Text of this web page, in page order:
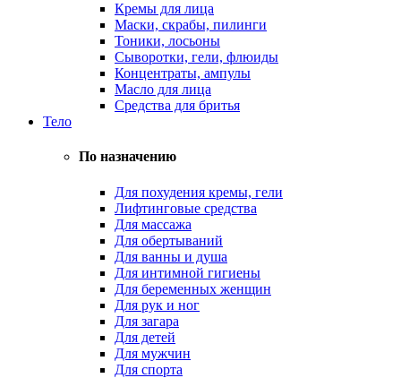
Кремы для лица
Маски, скрабы, пилинги
Тоники, лосьоны
Сыворотки, гели, флюиды
Концентраты, ампулы
Масло для лица
Средства для бритья
Тело
По назначению
Для похудения кремы, гели
Лифтинговые средства
Для массажа
Для обертываний
Для ванны и душа
Для интимной гигиены
Для беременных женщин
Для рук и ног
Для загара
Для детей
Для мужчин
Для спорта